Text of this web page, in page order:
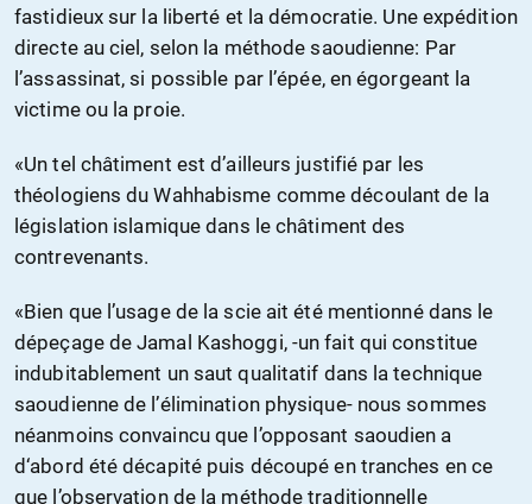
fastidieux sur la liberté et la démocratie. Une expédition
directe au ciel, selon la méthode saoudienne: Par
l’assassinat, si possible par l’épée, en égorgeant la
victime ou la proie.
«Un tel châtiment est d’ailleurs justifié par les
théologiens du Wahhabisme comme découlant de la
législation islamique dans le châtiment des
contrevenants.
«Bien que l’usage de la scie ait été mentionné dans le
dépeçage de Jamal Kashoggi, -un fait qui constitue
indubitablement un saut qualitatif dans la technique
saoudienne de l’élimination physique- nous sommes
néanmoins convaincu que l’opposant saoudien a
d‘abord été décapité puis découpé en tranches en ce
que l’observation de la méthode traditionnelle